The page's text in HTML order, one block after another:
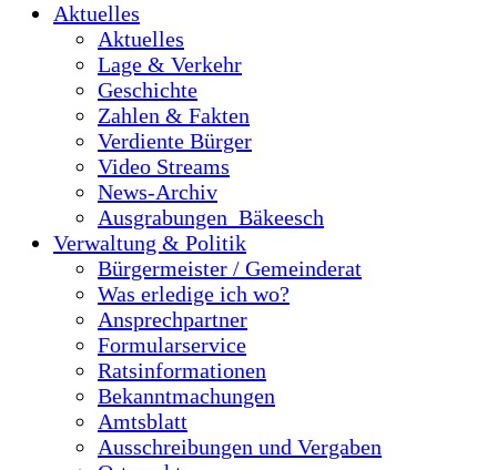
Aktuelles
Aktuelles
Lage & Verkehr
Geschichte
Zahlen & Fakten
Verdiente Bürger
Video Streams
News-Archiv
Ausgrabungen_Bäkeesch
Verwaltung & Politik
Bürgermeister / Gemeinderat
Was erledige ich wo?
Ansprechpartner
Formularservice
Ratsinformationen
Bekanntmachungen
Amtsblatt
Ausschreibungen und Vergaben